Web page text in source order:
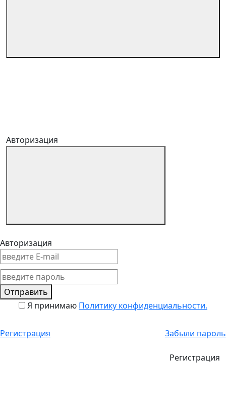
Авторизация
Авторизация
Отправить
Я принимаю Политику конфиденциальности.
Регистрация Забыли пароль
Регистрация